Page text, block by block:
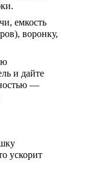
емкость
воронку,
и дайте
—
ускорит